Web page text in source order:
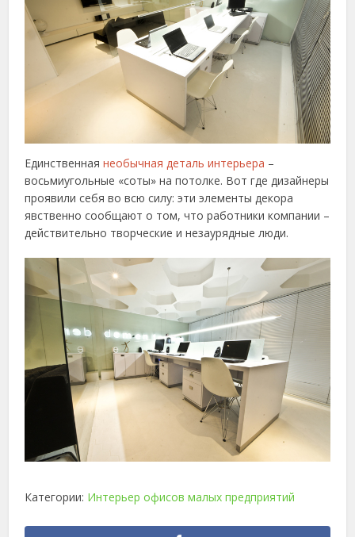
Единственнаянеобычная деталь интерьера –
восьмиугольные «соты» на потолке. Вот где дизайнеры
проявили себя во всю силу: эти элементы декора
явственно сообщают о том, что работники компании –
действительно творческие и незаурядные люди.
Категории: Интерьер офисов малых предприятий